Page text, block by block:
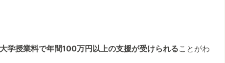
学授業料で年間100万円以上の支援が受けられることがわ